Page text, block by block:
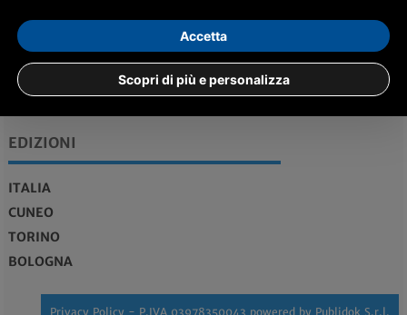
redazione@genovadice.it
Vendita case Genova
EDIZIONI
ITALIA
CUNEO
TORINO
BOLOGNA
Privacy Policy - P.IVA 03978350043 powered by Publidok S.r.l.
Scopri di più e personalizza
Accetta